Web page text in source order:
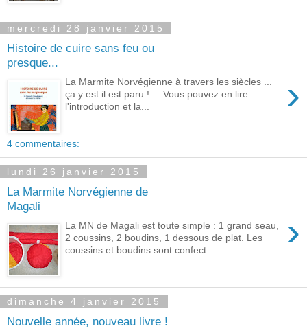
mercredi 28 janvier 2015
Histoire de cuire sans feu ou
presque...
›
La Marmite Norvégienne à travers les siècles ...
ça y est il est paru ! Vous pouvez en lire
l'introduction et la...
4 commentaires:
lundi 26 janvier 2015
La Marmite Norvégienne de
Magali
›
La MN de Magali est toute simple : 1 grand seau,
2 coussins, 2 boudins, 1 dessous de plat. Les
coussins et boudins sont confect...
dimanche 4 janvier 2015
Nouvelle année, nouveau livre !